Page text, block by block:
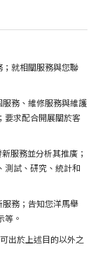
就相關服務與您聯
務、維修服務與維護
要求配合開展關於客
服務並分析其推廣；
測試、研究、統計和
務；告知您洋馬舉
等。
出於上述目的以外之